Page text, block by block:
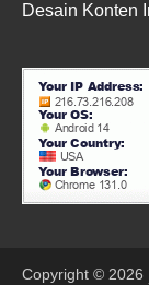
Desain Konten
Copyright © 2026